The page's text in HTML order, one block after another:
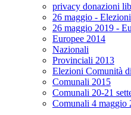
privacy donazioni
26 maggio -
26 maggio 2019 -
Europee 2014
Nazionali
Provinciali 2013
Elezioni Comunità
Comunali 2015
Comunali 20-21
Comunali 4 maggio